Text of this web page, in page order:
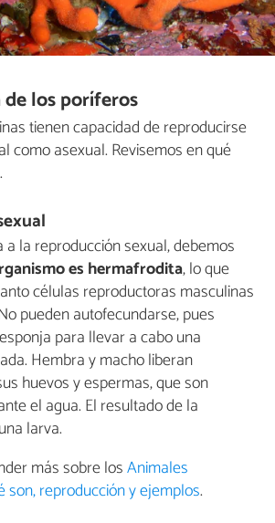
los poríferos
tienen capacidad de reproducirse
como asexual. Revisemos en qué
a la reproducción sexual, debemos
es hermafrodita, lo que
células reproductoras masculinas
pueden autofecundarse, pues
para llevar a cabo una
Hembra y macho liberan
huevos y espermas, que son
el agua. El resultado de la
larva.
más sobre losAnimales
son, reproducción y ejemplos.